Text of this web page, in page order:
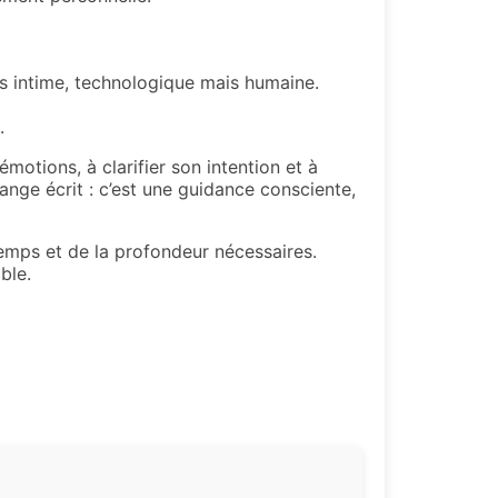
intime, technologique mais humaine.
à clarifier son intention et à
écrit : c’est une guidance consciente,
et de la profondeur nécessaires.